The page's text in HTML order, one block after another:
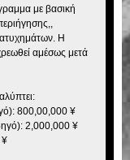
με βασική
Η
αμέσως μετά
800,00,000 ¥
2,000,000 ¥
¥